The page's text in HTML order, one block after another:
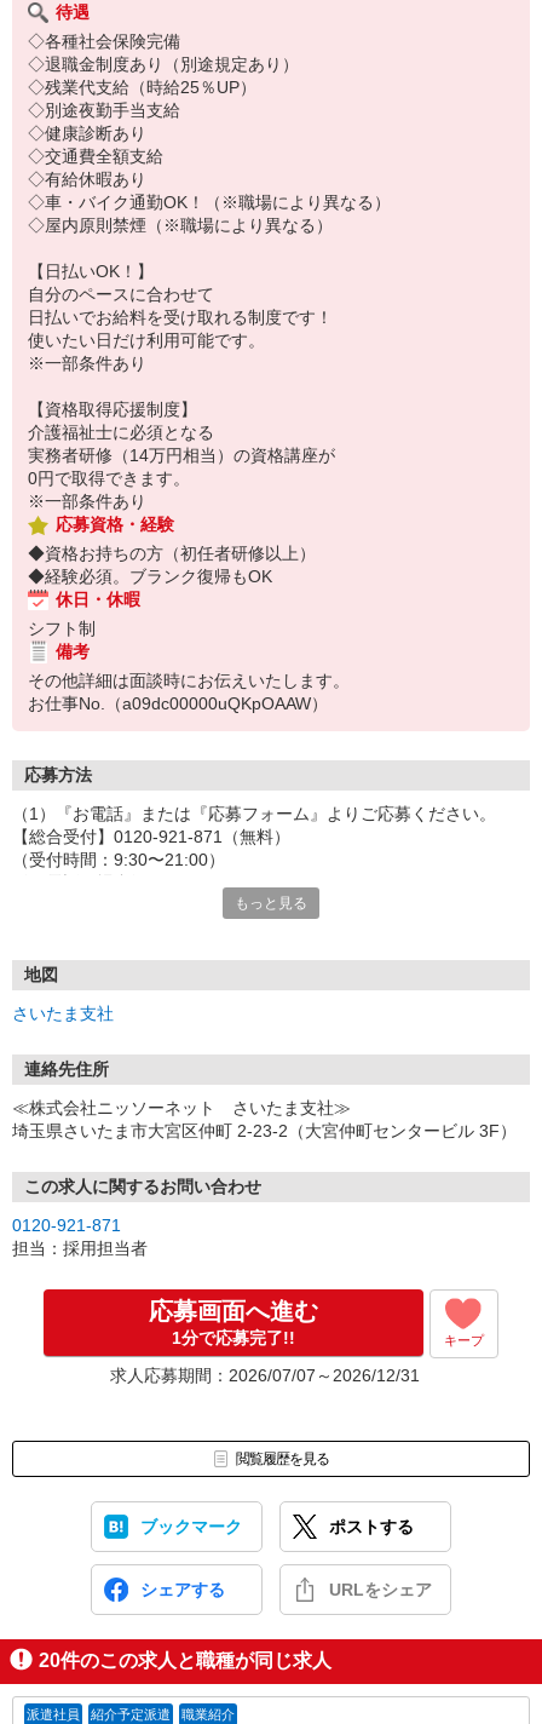
待遇
◇各種社会保険完備
◇退職金制度あり（別途規定あり）
◇残業代支給（時給25％UP）
◇別途夜勤手当支給
◇健康診断あり
◇交通費全額支給
◇有給休暇あり
◇車・バイク通勤OK！（※職場により異なる）
◇屋内原則禁煙（※職場により異なる）
【日払いOK！】
自分のペースに合わせて
日払いでお給料を受け取れる制度です！
使いたい日だけ利用可能です。
※一部条件あり
【資格取得応援制度】
介護福祉士に必須となる
実務者研修（14万円相当）の資格講座が
0円で取得できます。
※一部条件あり
応募資格・経験
◆資格お持ちの方（初任者研修以上）
◆経験必須。ブランク復帰もOK
休日・休暇
シフト制
備考
その他詳細は面談時にお伝えいたします。
お仕事No.（a09dc00000uQKpOAAW）
応募方法
（1）『お電話』または『応募フォーム』よりご応募ください。
【総合受付】0120-921-871（無料）
（受付時間：9:30〜21:00）
「e-aidemを見て」とお伝えいただけるとスムーズです。
◎応募フォームからのご応募は24時間受付中です！
（2）面談・登録の実施
ご都合のよいお日にちをお聞かせください。
↓
（3）選考・お仕事のご案内
↓
※紹介予定派遣・職業紹介などで、正職員登用前提でのお仕事も可
能です。
もっと見る
地図
さいたま支社
連絡先住所
≪株式会社ニッソーネット さいたま支社≫
埼玉県さいたま市大宮区仲町 2-23-2（大宮仲町センタービル 3F）
この求人に関するお問い合わせ
0120-921-871
担当：採用担当者
応募画面へ進む
1分で応募完了!! キープ
求人応募期間：2026/07/07～2026/12/31
閲覧履歴を見る
ブックマーク ポストする
シェアする URLをシェア
20件のこの求人と職種が同じ求人
派遣社員 紹介予定派遣 職業紹介